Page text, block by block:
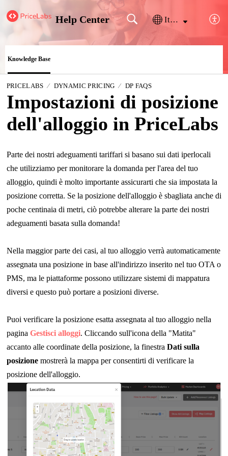
Help Center Italiano
Knowledge Base
PRICELABS DYNAMIC PRICING DP FAQS
Impostazioni di posizione
dell'alloggio in PriceLabs
Parte dei nostri adeguamenti tariffari si basano sui dati iperlocali
che utilizziamo per monitorare la domanda per l'area del tuo
alloggio, quindi è molto importante assicurarti che sia impostata la
posizione corretta. Se la posizione dell'alloggio è sbagliata anche di
poche centinaia di metri, ciò potrebbe alterare la parte dei nostri
adeguamenti basata sulla domanda!
Nella maggior parte dei casi, al tuo alloggio verrà automaticamente
assegnata una posizione in base all'indirizzo inserito nel tuo OTA o
PMS, ma le piattaforme possono utilizzare sistemi di mappatura
diversi e questo può portare a posizioni diverse.
Puoi verificare la posizione esatta assegnata al tuo alloggio nella
pagina Gestisci alloggi. Cliccando sull'icona della "Matita"
accanto alle coordinate della posizione, la finestra Dati sulla
posizionemostrerà la mappa per consentirti di verificare la
posizione dell'alloggio.